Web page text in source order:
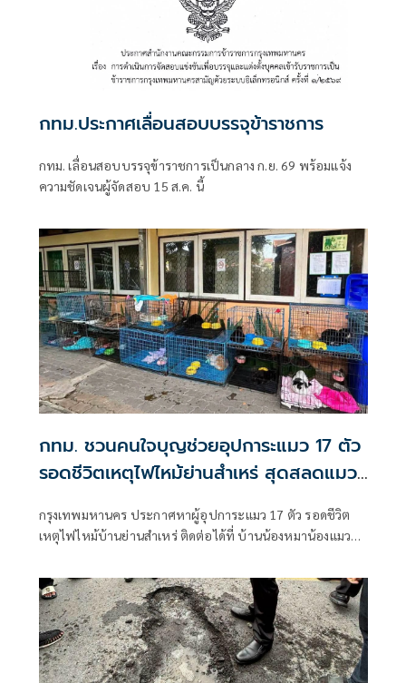
กทม.ประกาศเลื่อนสอบบรรจุข้าราชการ
กทม. เลื่อนสอบบรรจุข้าราชการเป็นกลาง ก.ย. 69 พร้อมแจ้ง
ความชัดเจนผู้จัดสอบ 15 ส.ค. นี้
กทม. ชวนคนใจบุญช่วยอุปการะแมว 17 ตัว
รอดชีวิตเหตุไฟไหม้ย่านสำเหร่ สุดสลดแมว
กรุงเทพมหานคร ประกาศหาผู้อุปการะแมว 17 ตัว รอดชีวิต
เหตุไฟไหม้บ้านย่านสำเหร่ ติดต่อได้ที่ บ้านน้องหมาน้องแมว